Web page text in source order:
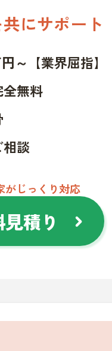
にサポート
～【業界屈指】
無料
談
がじっくり対応
積り chevron_right